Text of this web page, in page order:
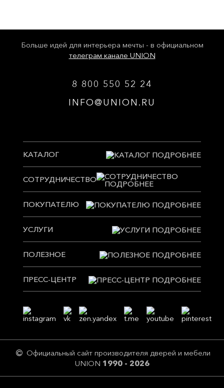
Больше идей для интерьера мечты - в официальном
телеграм канале UNION
8 800 550 52 24
INFO@UNION.RU
КАТАЛОГ
СОТРУДНИЧЕСТВО
ПОКУПАТЕЛЮ
УСЛУГИ
ПОЛЕЗНОЕ
ПРЕСС-ЦЕНТР
Официальный сайт производителя дверей и мебели
UNION 1990 - 2026